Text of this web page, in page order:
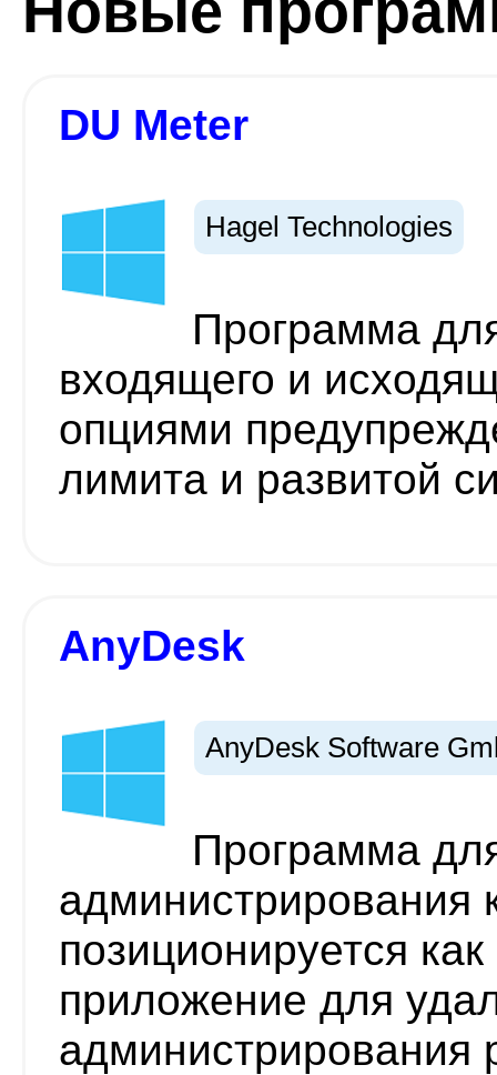
DU Meter
Hagel Technologies
Программа
входящего и
опциями
лимита и развитой
AnyDesk
AnyDesk Software
Программа
администрирования
позиционируется
приложение для
администрирования